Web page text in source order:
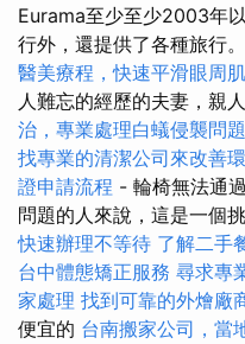
Eurama至少至少2003年
行外，還提供了各種旅行。
醫美療程，快速平滑眼周
人難忘的經歷的夫妻，親
治，專業處理白蟻侵襲問題
找專業的清潔公司來改善
證申請流程 - 輪椅無法通
問題的人來說，這是一個
快速辦理不等待 了解二手
台中體態矯正服務 尋求專
家處理 找到可靠的外燴廠
便宜的 台南搬家公司，當